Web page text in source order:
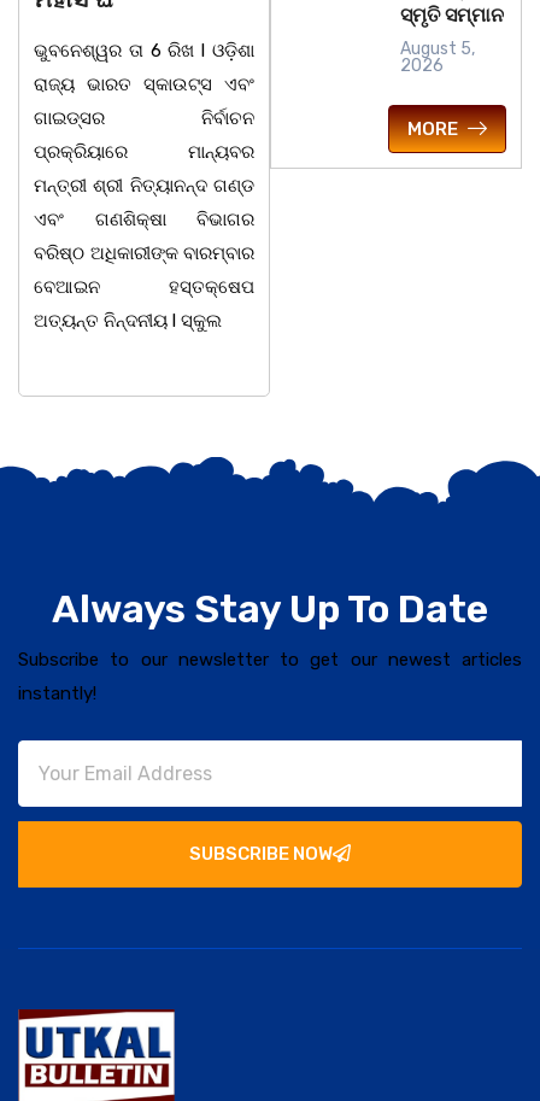
ଭୁବନେଶ୍ୱର ତା 6 ରିଖ l ଓଡ଼ିଶା
ରାଜ୍ୟ ଭାରତ ସ୍କାଉଟ୍ସ ଏବଂ
ଗାଇଡ୍ସର ନିର୍ବାଚନ
ପ୍ରକ୍ରିୟାରେ ମାନ୍ୟବର
ମନ୍ତ୍ରୀ ଶ୍ରୀ ନିତ୍ୟାନନ୍ଦ ଗଣ୍ଡ
ଏବଂ ଗଣଶିକ୍ଷା ବିଭାଗର
ବରିଷ୍ଠ ଅଧିକାରୀଙ୍କ ବାରମ୍ବାର
ବେଆଇନ ହସ୍ତକ୍ଷେପ
ଅତ୍ୟନ୍ତ ନିନ୍ଦନୀୟ l ସ୍କୁଲ
ସରସତିଆ ସରକାରୀ ପ୍ରାଥମିକ
ବିଦ୍ୟାଳୟ, ସରସତିଆର
ଅନ୍ନପୂର୍ଣ୍ଣା ମିଶ୍ରଙ୍କର
ଅବସରକାଳୀନ ସମ୍ବର୍ଦ୍ଧନା
ସ୍ମୃତି ସମ୍ମାନ
August 5,
2026
MORE
Always Stay Up To Date
Subscribe to our newsletter to get our newest articles
instantly!
SUBSCRIBE NOW